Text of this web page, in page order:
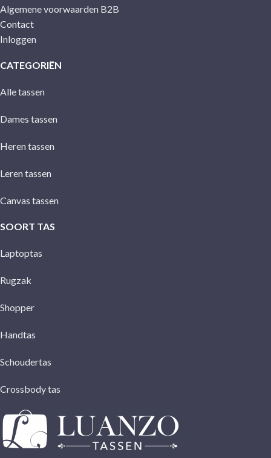
Algemene voorwaarden B2B
Contact
Inloggen
CATEGORIËN
Alle tassen
Dames tassen
Heren tassen
Leren tassen
Canvas tassen
SOORT TAS
Laptoptas
Rugzak
Shopper
Handtas
Schoudertas
Crossbody tas